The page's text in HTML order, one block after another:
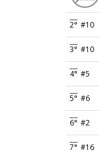
2° #10
3° #10
4° #5
5° #6
6° #2
7° #16